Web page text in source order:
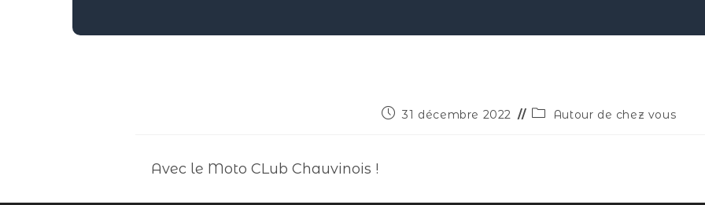
31 décembre 2022 Autour de chez vous
Avec le Moto CLub Chauvinois !